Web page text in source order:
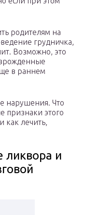
родителям на
грудничка,
Возможно, это
в раннем
нарушения. Что
признаки этого
как лечить,
ликвора и